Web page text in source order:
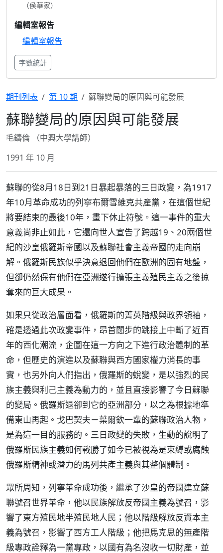
（侯華家）
編輯室報告
編輯室報告
字數統計
期刊列表 第 10 期 蘇聯變局的原因與可能發展
蘇聯變局的原因與可能發展
毛鑄倫 （中興大學講師）
1991 年 10 月
蘇聯的從8月18日到21日暴起暴落的三日政變，為1917
年10月革命成功的列寧布爾雪維克共產黨，在這個世紀
將要結束的最後10年，畫下休止符號。這一事件的重大
意義尚非止如此，它還向世人宣告了跨越19、20兩個世
紀的沙皇俄羅斯帝國以及蘇聯社會主義帝國的走向崩
解。俄羅斯民族似乎決意退回他們在歐洲的固有地盤，
但卻仍然保有他們在亞洲遂行擴張主義殖民主義之後掠
奪來的巨大成果。
如果只從政治層面看，俄羅斯的菁英階級與政界領袖，
確是透過此次政變事件，昂首闊步的跳接上中斷了近百
年的西化潮流，企圖在這一方向之下進行政治體制的革
命，但歷史的演進以及蘇聯與西方國家權力消長的事
實，也另外向人們指出，俄羅斯的蛻變，是以強烈的民
族主義與利己主義為動力的，並且直接影響了今日蘇聯
的變局。俄羅斯退卻到它的亞洲部分，以之為根據地準
備東山再起。戈巴契夫－葉爾欽一輩的蘇聯政治人物，
是為這一目的服務的。三日政變的失敗，生動的說明了
俄羅斯民族主義如何戰勝了如今已被視為是束縛或腐蝕
俄羅斯精神或潛力的馬列共產主義與其整個體制。
眾所周知，列寧革命成功後，繼承了沙皇的帝國建立蘇
聯號召世界革命，他以民族解放反帝國主義為號召，影
響了東方殖民地半殖民地人民；他以階級解放反資本主
義為號召，影響了西方工人階級；他把馬克思的無產階
級專政詮釋為一黨專政，以國有為名沒收一切財產，並